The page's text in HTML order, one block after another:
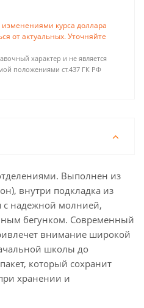
курса доллара
от актуальных. Уточняйте
характер и не является
положениями ст.437 ГК РФ
Выполнен из
внутри подкладка из
с надежной молнией,
бегунком. Современный
внимание широкой
школы до
который сохранит
хранении и